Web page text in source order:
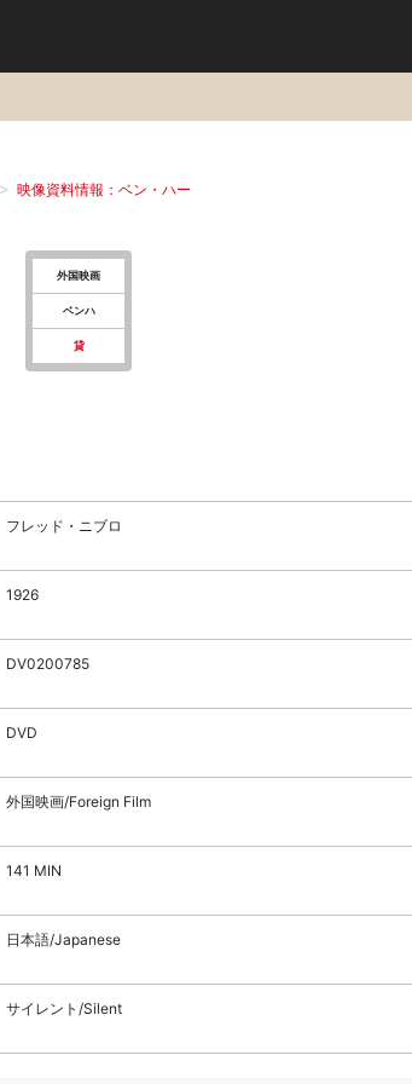
映像資料情報：ベン・ハー
外国映画
ベンハ
貸
フレッド・ニブロ
1926
DV0200785
DVD
外国映画/Foreign Film
141 MIN
日本語/Japanese
サイレント/Silent